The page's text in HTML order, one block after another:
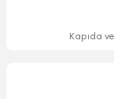
Kapıda